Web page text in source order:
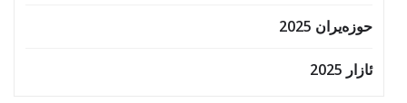
حوزه‌یران 2025
ئازار 2025